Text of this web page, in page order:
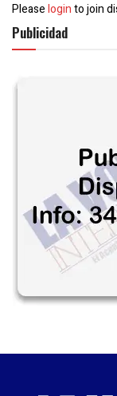
Pleaseloginto join
Publicidad